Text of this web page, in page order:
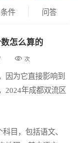
条件 问答
怎么算的
次
因为它直接影响到
2024年成都双流区
目，包括语文、